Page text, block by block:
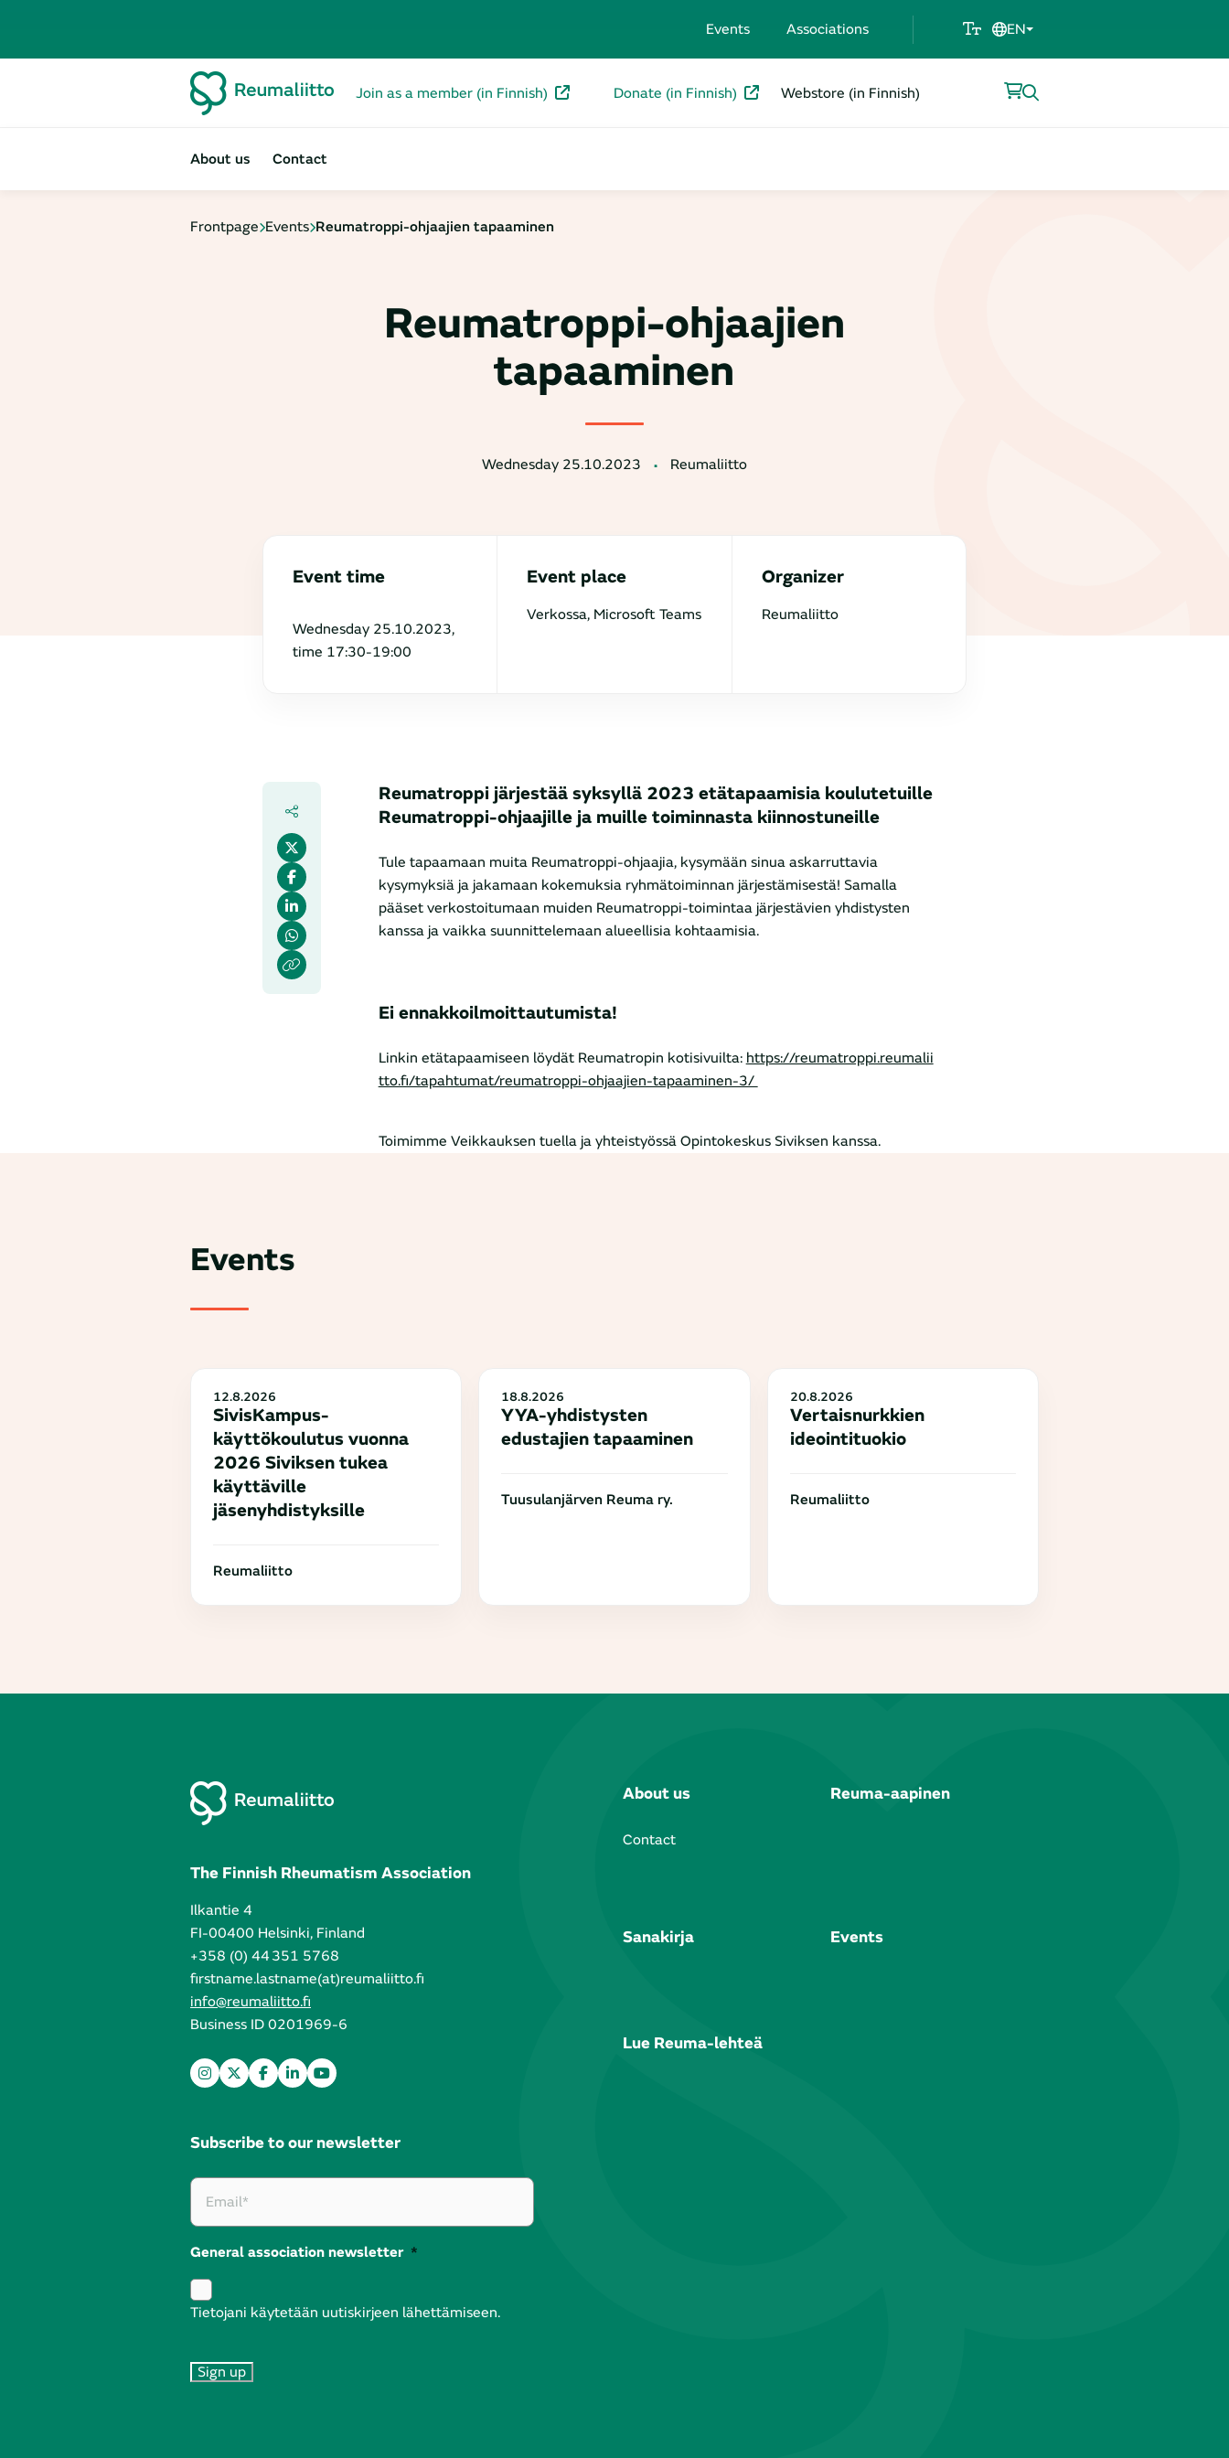
Events Associations EN
Join as a member (in Finnish) Donate (in Finnish) Webstore (in Finnish)
About us Contact
Frontpage Events Reumatroppi-ohjaajien tapaaminen
Reumatroppi-ohjaajien
tapaaminen
Wednesday 25.10.2023 Reumaliitto
Event time
Wednesday 25.10.2023,
time 17:30-19:00
Event place
Verkossa, Microsoft Teams
Organizer
Reumaliitto
Reumatroppi järjestää syksyllä 2023 etätapaamisia koulutetuille
Reumatroppi-ohjaajille ja muille toiminnasta kiinnostuneille
Tule tapaamaan muita Reumatroppi-ohjaajia, kysymään sinua askarruttavia
kysymyksiä ja jakamaan kokemuksia ryhmätoiminnan järjestämisestä! Samalla
pääset verkostoitumaan muiden Reumatroppi-toimintaa järjestävien yhdistysten
kanssa ja vaikka suunnittelemaan alueellisia kohtaamisia.
Ei ennakkoilmoittautumista!
Linkin etätapaamiseen löydät Reumatropin kotisivuilta: https://reumatroppi.reumalii
tto.fi/tapahtumat/reumatroppi-ohjaajien-tapaaminen-3/
Toimimme Veikkauksen tuella ja yhteistyössä Opintokeskus Siviksen kanssa.
Events
12.8.2026
SivisKampus-
käyttökoulutus vuonna
2026 Siviksen tukea
käyttäville
jäsenyhdistyksille
Reumaliitto
18.8.2026
YYA-yhdistysten
edustajien tapaaminen
Tuusulanjärven Reuma ry.
20.8.2026
Vertaisnurkkien
ideointituokio
Reumaliitto
The Finnish Rheumatism Association
Ilkantie 4
FI-00400 Helsinki, Finland
+358 (0) 44 351 5768
firstname.lastname(at)reumaliitto.fi
info@reumaliitto.fi
Business ID 0201969-6
Subscribe to our newsletter
General association newsletter *
Tietojani käytetään uutiskirjeen lähettämiseen.
About us
Contact
Reuma-aapinen
Sanakirja Events
Lue Reuma-lehteä